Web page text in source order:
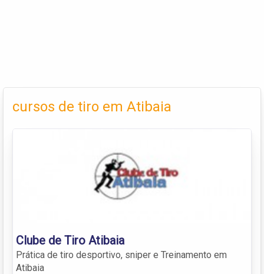
cursos de tiro em Atibaia
Clube de Tiro Atibaia
Prática de tiro desportivo, sniper e Treinamento em
Atibaia